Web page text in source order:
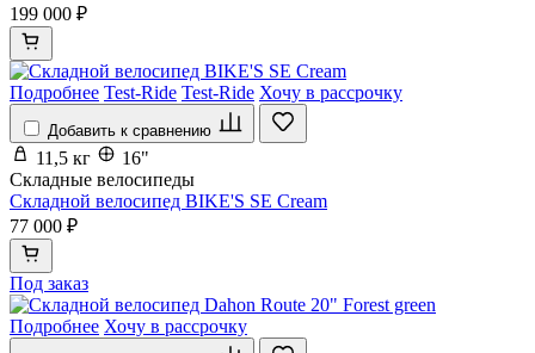
199 000 ₽
Подробнее Test-Ride Test-Ride Хочу в рассрочку
Добавить к сравнению
11,5 кг
16"
Складные велосипеды
Складной велосипед BIKE'S SE Cream
77 000 ₽
Под заказ
Подробнее Хочу в рассрочку